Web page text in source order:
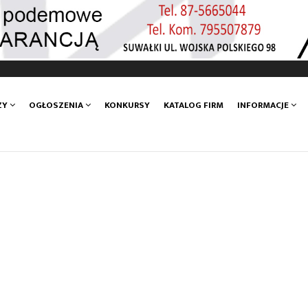
OGŁOSZENIA KONKURSY KATALOG FIRM INFORMACJE